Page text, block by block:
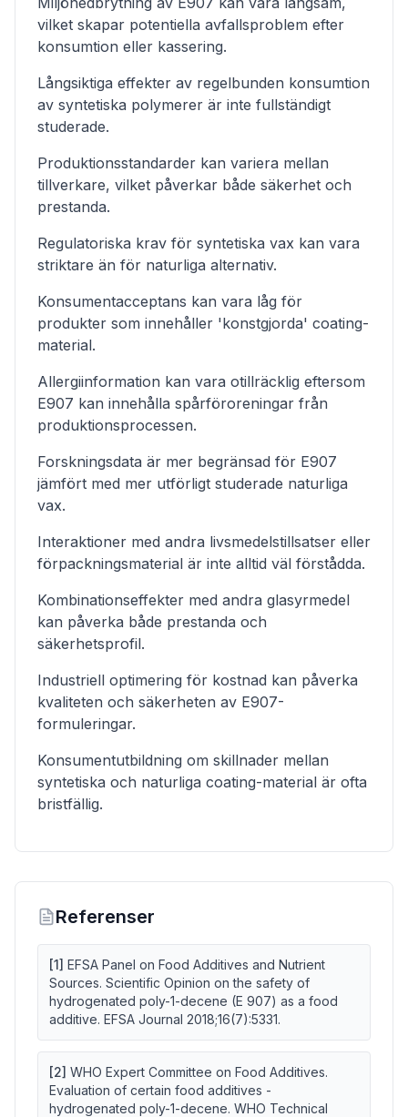
vilket skapar potentiella avfallsproblem efter
konsumtion eller kassering.
Långsiktiga effekter av regelbunden konsumtion
av syntetiska polymerer är inte fullständigt
studerade.
Produktionsstandarder kan variera mellan
tillverkare, vilket påverkar både säkerhet och
prestanda.
Regulatoriska krav för syntetiska vax kan vara
striktare än för naturliga alternativ.
Konsumentacceptans kan vara låg för
produkter som innehåller 'konstgjorda' coating-
material.
Allergiinformation kan vara otillräcklig eftersom
E907 kan innehålla spårföroreningar från
produktionsprocessen.
Forskningsdata är mer begränsad för E907
jämfört med mer utförligt studerade naturliga
vax.
Interaktioner med andra livsmedelstillsatser eller
förpackningsmaterial är inte alltid väl förstådda.
Kombinationseffekter med andra glasyrmedel
kan påverka både prestanda och
säkerhetsprofil.
Industriell optimering för kostnad kan påverka
kvaliteten och säkerheten av E907-
formuleringar.
Konsumentutbildning om skillnader mellan
syntetiska och naturliga coating-material är ofta
bristfällig.
Referenser
[1] EFSA Panel on Food Additives and Nutrient
Sources. Scientific Opinion on the safety of
hydrogenated poly-1-decene (E 907) as a food
additive. EFSA Journal 2018;16(7):5331.
[2] WHO Expert Committee on Food Additives.
Evaluation of certain food additives -
hydrogenated poly-1-decene. WHO Technical